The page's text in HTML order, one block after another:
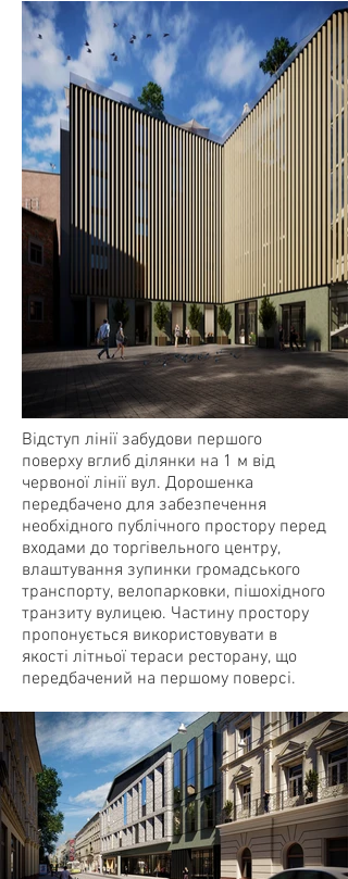
Відступ лінії забудови першого
поверху вглиб ділянки на 1 м від
червоної лінії вул. Дорошенка
передбачено для забезпечення
необхідного публічного простору перед
входами до торгівельного центру,
влаштування зупинки громадського
транспорту, велопарковки, пішохідного
транзиту вулицею. Частину простору
пропонується використовувати в
якості літньої тераси ресторану, що
передбачений на першому поверсі.